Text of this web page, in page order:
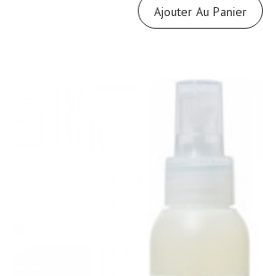
Ajouter Au Panier